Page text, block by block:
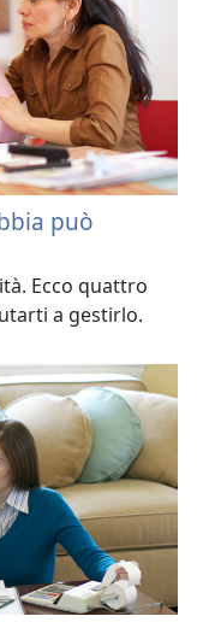
può
Ecco quattro
a gestirlo.